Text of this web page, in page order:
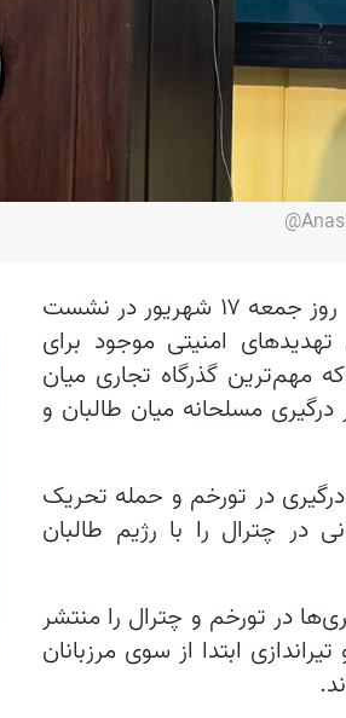
ممتاز زهرا بلوچ، سخنگوی وزارت خارجه پاکستان، روز جمعه ۱۷ شهریور در نشست
امنیتی موجود برای
مهم‌ترین گذرگاه تجاری میان
مسلحانه میان طالبان و
در تورخم و حمله تحریک
در چترال را با رژیم طالبان
در تورخم و چترال را منتشر
ابتدا از سوی مرزبانان